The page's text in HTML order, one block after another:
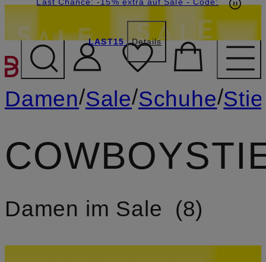
ZUM HAUPTINHALT
LAST15 Details
Damen/Sale/Schuhe/
Damen im Sale 8